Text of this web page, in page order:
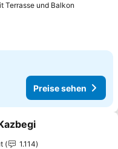
Terrasse und Balkon
Preise sehen
hinzufügen
1.114